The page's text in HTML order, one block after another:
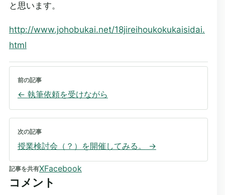
と思います。
http://www.johobukai.net/18jireihoukokukaisidai.
html
前の記事
← 執筆依頼を受けながら
次の記事
授業検討会（？）を開催してみる。 →
記事を共有XFacebook
コメント